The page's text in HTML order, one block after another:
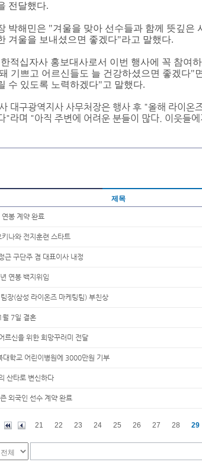
전달했다.
박해민은 "겨울을 맞아 선수들과 함께 뜻깊은
겨울을 보내셨으면 좋겠다"라고 말했다.
적십자사 홍보대사로서 이번 행사에 꼭 참여
기쁘고 어르신들도 늘 건강하셨으면 좋겠다"
수 있도록 노력하겠다"고 말했다.
대구광역지사 사무처장은 행사 후 "올해 라이온
"라며 "아직 주변에 어려운 분들이 많다. 이웃들
제목
봉 계약 완료
나와 전지훈련 스타트
근 구단주 겸 대표이사 내정
연봉 백지위임
장(삼성 라이온즈 마케팅팀) 부친상
월 7일 결혼
르신을 위한 희망꾸러미 전달
대학교 어린이병원에 3000만원 기부
산타로 변신하다
외국인 선수 계약 완료
21 22 23 24 25 26 27 28 29